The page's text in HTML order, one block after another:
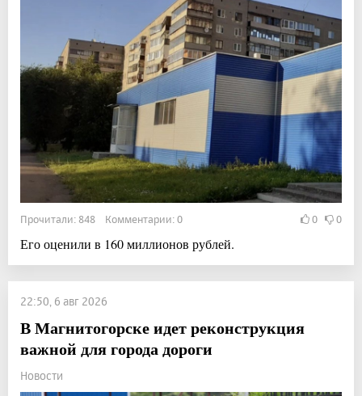
Прочитали: 848 Комментарии: 0 0 0
Его оценили в 160 миллионов рублей.
22:50, 6 авг 2026
В Магнитогорске идет реконструкция
важной для города дороги
Новости